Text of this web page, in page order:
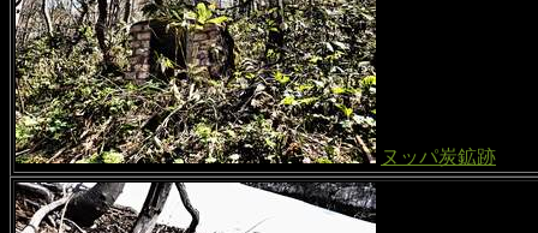
ヌッパ炭鉱跡